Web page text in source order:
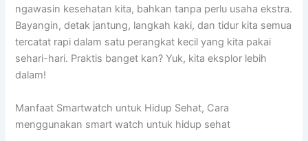
ngawasin kesehatan kita, bahkan tanpa perlu usaha ekstra.
Bayangin, detak jantung, langkah kaki, dan tidur kita semua
tercatat rapi dalam satu perangkat kecil yang kita pakai
sehari-hari. Praktis banget kan? Yuk, kita eksplor lebih
dalam!
Manfaat Smartwatch untuk Hidup Sehat, Cara
menggunakan smart watch untuk hidup sehat